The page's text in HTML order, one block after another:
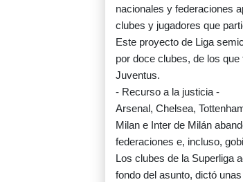
nacionales y federaciones
clubes y jugadores que
Este proyecto de Liga
por doce clubes, de los
Juventus.
- Recurso a la justicia -
Arsenal, Chelsea,
Milan e Inter de Milán
federaciones e, incluso,
Los clubes de la Superliga
fondo del asunto, dictó